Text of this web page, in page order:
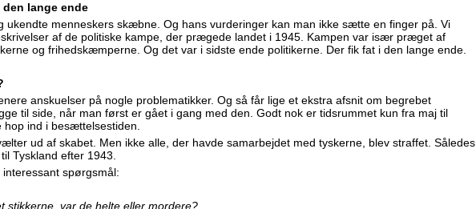
lange ende
ukendte menneskers skæbne. Og hans vurderinger kan man ikke sætte en finger på. Vi
af de politiske kampe, der prægede landet i 1945. Kampen var især præget af
og frihedskæmperne. Og det var i sidste ende politikerne. Der fik fat i den lange ende.
anskuelser på nogle problematikker. Og så får lige et ekstra afsnit om begrebet
til side, når man først er gået i gang med den. Godt nok er tidsrummet kun fra maj til
ind i besættelsestiden.
ud af skabet. Men ikke alle, der havde samarbejdet med tyskerne, blev straffet. Således
Tyskland efter 1943.
spørgsmål:
stikkerne, var de helte eller mordere?